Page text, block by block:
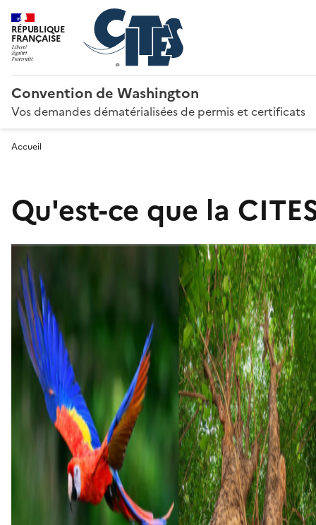
RÉPUBLIQUE
FRANÇAISE
Convention de Washington
Vos demandes dématérialisées de permis et certificats
Accueil
Qu'est-ce que la